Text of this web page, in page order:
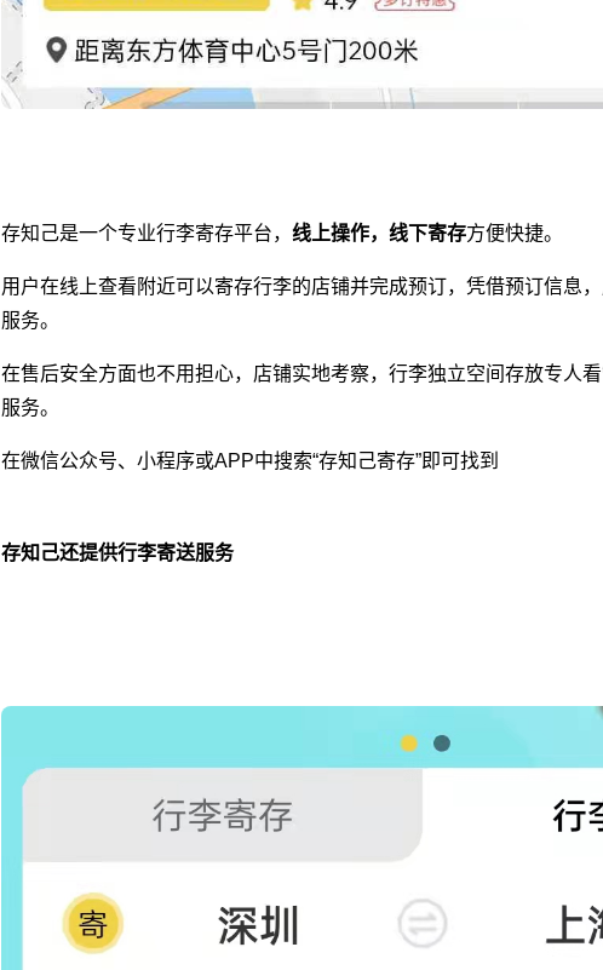
存知己是一个专业行李寄存平台， 线上操作，线下寄存方便快捷。
用户在线上查看附近可以寄存行李的店铺并完成预订，凭借预订信息
服务。
在售后安全方面也不用担心，店铺实地考察，行李独立空间存放专人
服务。
在微信公众号、小程序或APP中搜索“存知己寄存”即可找到
存知己还提供行李寄送服务